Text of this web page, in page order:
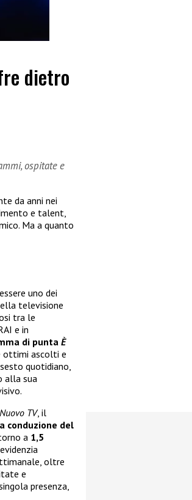
dietro
ospitate e
da anni nei
e talent,
Ma a quanto
uno dei
televisione
tra le
e in
di punta È
ottimi ascolti e
quotidiano,
alla sua
Nuovo TV, il
conduzione del
a 1,5
oltre
e
presenza,